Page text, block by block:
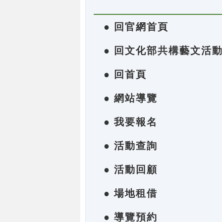
● 回官網首頁
● 回文化部共構藝文活
● 回首頁
● 網站導覽
● 我要報名
● 活動查詢
● 活動回顧
● 場地租借
● 導覽預約